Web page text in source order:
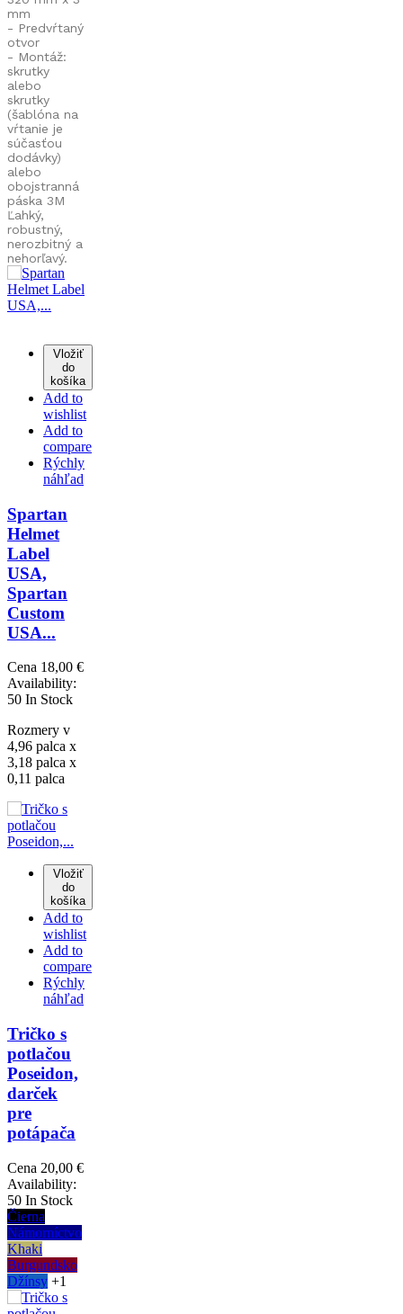
mm
- Predvŕtaný
otvor
- Montáž:
skrutky
alebo
skrutky
(šablóna na
vŕtanie je
súčasťou
dodávky)
alebo
obojstranná
páska 3M
Ľahký,
robustný,
nerozbitný a
nehorľavý.
Vložiť
do
košíka
Add to
wishlist
Add to
compare
Rýchly
náhľad
Spartan
Helmet
Label
USA,
Spartan
Custom
USA...
Cena 18,00 €
Availability:
50 In Stock
Rozmery v
4,96 palca x
3,18 palca x
0,11 palca
Vložiť
do
košíka
Add to
wishlist
Add to
compare
Rýchly
náhľad
Tričko s
potlačou
Poseidon,
darček
pre
potápača
Cena 20,00 €
Availability:
50 In Stock
Čierna
Námorníctvo
Khaki
Burgundsko
Džínsy +1